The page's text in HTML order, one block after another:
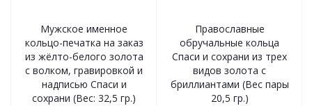
Мужское именное
кольцо-печатка на заказ
из жёлто-белого золота
с волком, гравировкой и
надписью Спаси и
сохрани (Вес: 32,5 гр.)
Православные
обручальные кольца
Спаси и сохрани из трех
видов золота с
бриллиантами (Вес пары
20,5 гр.)